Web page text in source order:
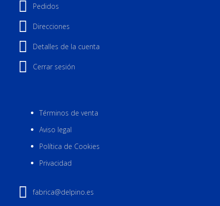
Pedidos
Direcciones
Detalles de la cuenta
Cerrar sesión
Términos de venta
Aviso legal
Política de Cookies
Privacidad
fabrica@delpino.es